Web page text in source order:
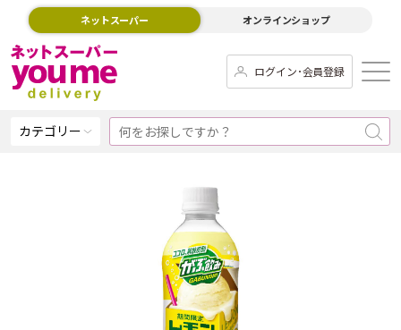
ネットスーパー オンラインショップ
ログイン･会員登録
カテゴリー